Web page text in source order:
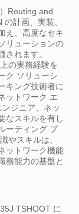
Routing and
計画、実装、
え、高度なセキ
リューションの
されます。
の実務経験を
ク ソリューシ
キング技術者に
ットワーク エ
ジニア、ネッ
なスキルを有し
ーティング プ
やスキルは、
ットワーク機能
務能力の基盤と
TSHOOT に